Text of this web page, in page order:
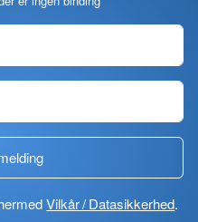
Vilkår / Datasikkerhed.